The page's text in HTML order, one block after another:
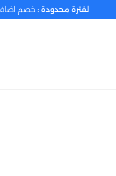
لفترة محدودة : خصم اضافي 10% علي اول اوردر